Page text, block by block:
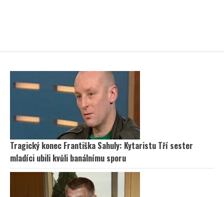
Tragický konec Františka Sahuly: Kytaristu Tří sester
mladíci ubili kvůli banálnímu sporu